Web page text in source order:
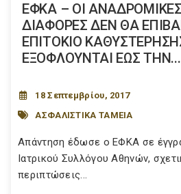
ΕΦΚΑ – ΟΙ
ΔΙΑΦΟΡΕΣ ΔΕΝ ΘΑ
ΕΠΙΤΟΚΙΟ
ΕΞΟΦΛΟΥΝΤΑΙ ΕΩΣ ΤΗΝ...
18 Σεπτεμβρίου, 2017
ΑΣΦΑΛΙΣΤΙΚΑ ΤΑΜΕΙΑ
Απάντηση έδωσε ο ΕΦΚΑ σε
Ιατρικού Συλλόγου Αθηνών,
περιπτώσεις...